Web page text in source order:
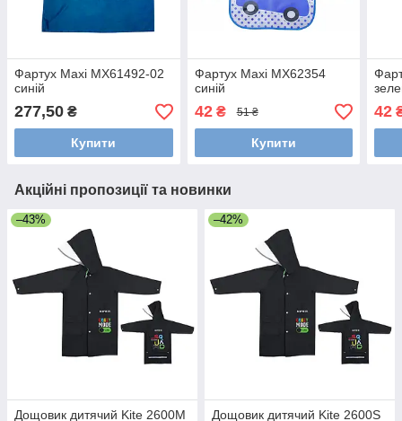
Фартух Maxi MX61492-02
синій
277,50 ₴
Купити
Фартух Maxi MX62354
синій
42₴ 51 ₴
Купити
42
Акційні пропозиції та новинки
–43%
Дощовик дитячий Kite 2600M
–42%
Дощовик дитячий Kite 2600S